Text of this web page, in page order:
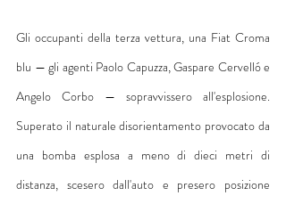
Gli occupanti della terza vettura, una Fiat Croma
blu — gli agenti Paolo Capuzza, Gaspare Cervelló e
Angelo Corbo — sopravvissero all'esplosione.
Superato il naturale disorientamento provocato da
una bomba esplosa a meno di dieci metri di
distanza, scesero dall'auto e presero posizione